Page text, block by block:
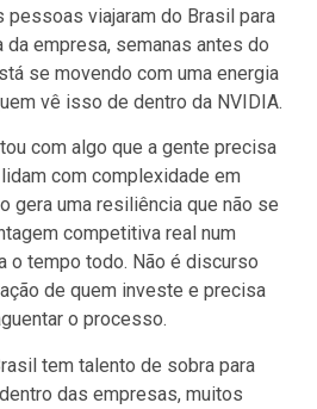
viajaram do Brasil para
da empresa, semanas antes do
se movendo com uma energia
vê isso de dentro da NVIDIA.
com algo que a gente precisa
com complexidade em
gera uma resiliência que não se
competitiva real num
o tempo todo. Não é discurso
de quem investe e precisa
o processo.
tem talento de sobra para
das empresas, muitos